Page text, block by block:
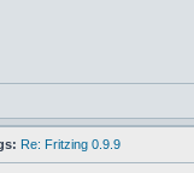
Re: Fritzing 0.9.9